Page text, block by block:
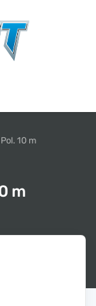
10 m
m